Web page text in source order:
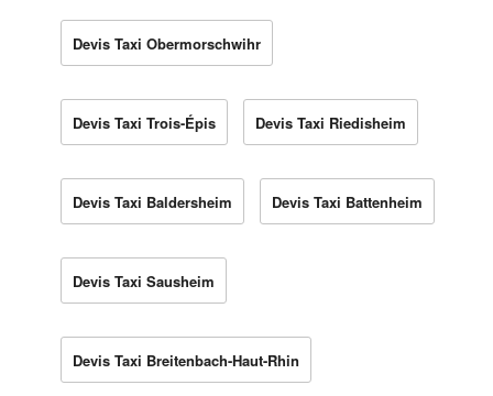
Devis Taxi Obermorschwihr
Devis Taxi Trois-Épis Devis Taxi Riedisheim
Devis Taxi Baldersheim Devis Taxi Battenheim
Devis Taxi Sausheim
Devis Taxi Breitenbach-Haut-Rhin